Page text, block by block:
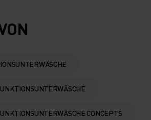
-5°
CONCEPTS